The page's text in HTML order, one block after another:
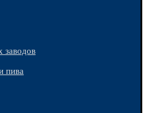
заводов
пива